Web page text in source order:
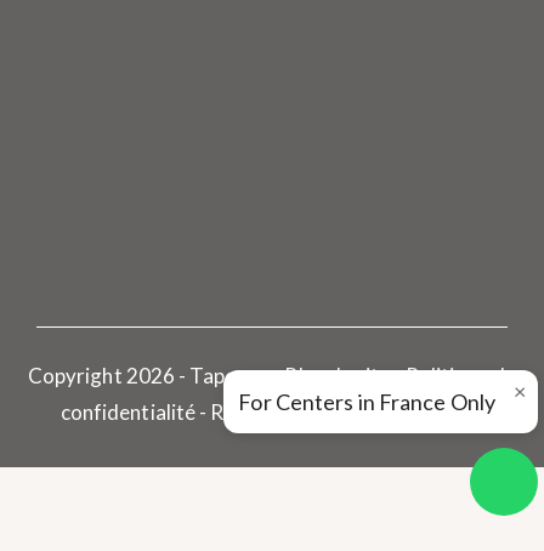
×
For Centers in France Only
Copyright 2026 - Tapovan - Plan du site - Politique de
confidentialité - Réalisé par Pharoscion Global